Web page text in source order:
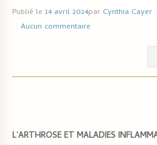
Publié le 14 avril 2024par Cynthia Cayer
Aucun commentaire
L’ARTHROSE ET MALADIES